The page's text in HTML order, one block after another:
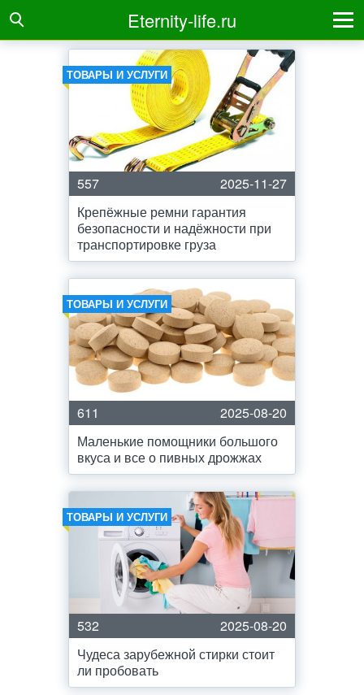
Eternity-life.ru
ТОВАРЫ И УСЛУГИ
557
2025-11-27
Крепёжные ремни гарантия
безопасности и надёжности при
транспортировке груза
ТОВАРЫ И УСЛУГИ
611
2025-08-20
Маленькие помощники большого
вкуса и все о пивных дрожжах
ТОВАРЫ И УСЛУГИ
532
2025-08-20
Чудеса зарубежной стирки стоит
ли пробовать